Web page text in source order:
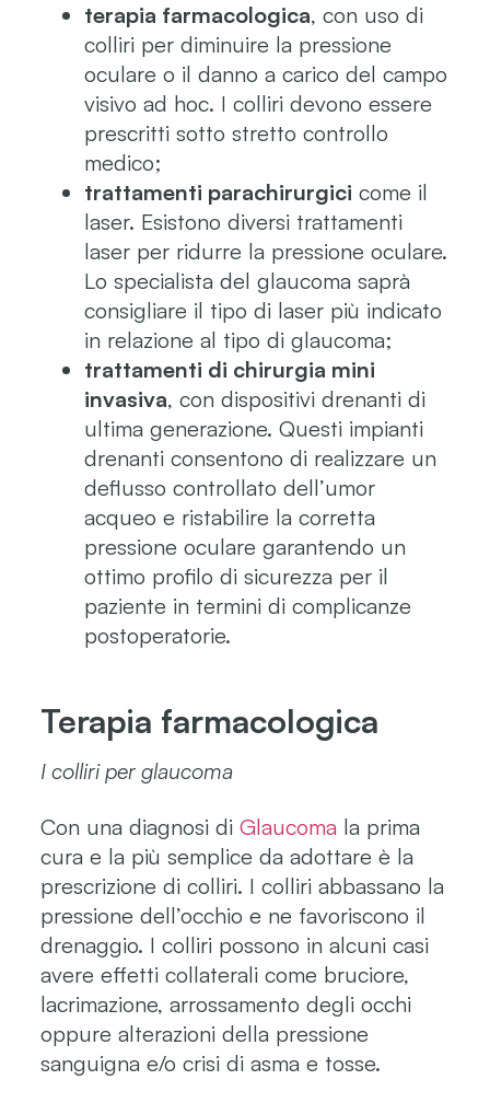
terapia farmacologica, con uso di
colliri per diminuire la pressione
oculare o il danno a carico del campo
visivo ad hoc. I colliri devono essere
prescritti sotto stretto controllo
medico;
trattamenti parachirurgici come il
laser. Esistono diversi trattamenti
laser per ridurre la pressione oculare.
Lo specialista del glaucoma saprà
consigliare il tipo di laser più indicato
in relazione al tipo di glaucoma;
trattamenti di chirurgia mini
invasiva, con dispositivi drenanti di
ultima generazione. Questi impianti
drenanti consentono di realizzare un
deflusso controllato dell’umor
acqueo e ristabilire la corretta
pressione oculare garantendo un
ottimo profilo di sicurezza per il
paziente in termini di complicanze
postoperatorie.
Terapia farmacologica
I colliri per glaucoma
Con una diagnosi di Glaucoma la prima
cura e la più semplice da adottare è la
prescrizione di colliri. I colliri abbassano la
pressione dell’occhio e ne favoriscono il
drenaggio. I colliri possono in alcuni casi
avere effetti collaterali come bruciore,
lacrimazione, arrossamento degli occhi
oppure alterazioni della pressione
sanguigna e/o crisi di asma e tosse.